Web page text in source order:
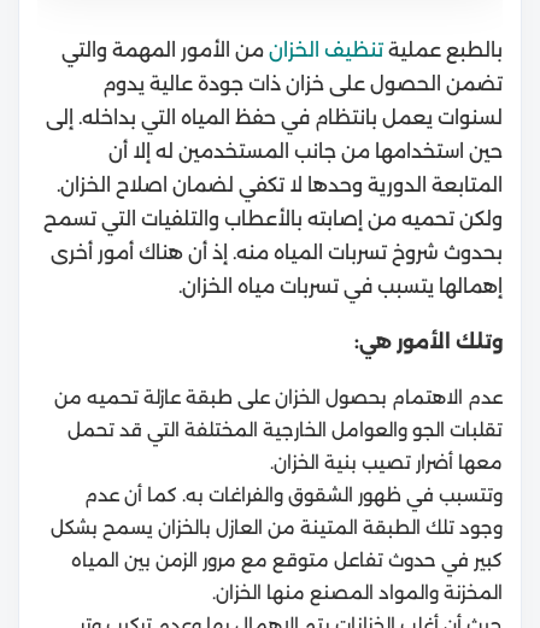
بالطبع عمليةتنظيف الخزان من الأمور المهمة والتي
تضمن الحصول على خزان ذات جودة عالية يدوم
لسنوات يعمل بانتظام في حفظ المياه التي بداخله. إلى
حين استخدامها من جانب المستخدمين له إلا أن
المتابعة الدورية وحدها لا تكفي لضمان اصلاح الخزان.
ولكن تحميه من إصابته بالأعطاب والتلفيات التي تسمح
بحدوث شروخ تسربات المياه منه. إذ أن هناك أمور أخرى
إهمالها يتسبب في تسربات مياه الخزان.
وتلك الأمور هي:
عدم الاهتمام بحصول الخزان على طبقة عازلة تحميه من
تقلبات الجو والعوامل الخارجية المختلفة التي قد تحمل
معها أضرار تصيب بنية الخزان.
وتتسبب في ظهور الشقوق والفراغات به. كما أن عدم
وجود تلك الطبقة المتينة من العازل بالخزان يسمح بشكل
كبير في حدوث تفاعل متوقع مع مرور الزمن بين المياه
المخزنة والمواد المصنع منها الخزان.